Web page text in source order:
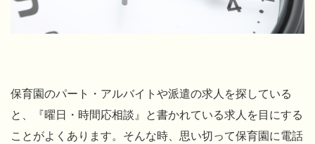
保育園のパート・アルバイトや派遣の求人を探している
と、『曜日・時間応相談』と書かれている求人を目にする
ことがよくあります。そんな時、思い切って保育園に電話